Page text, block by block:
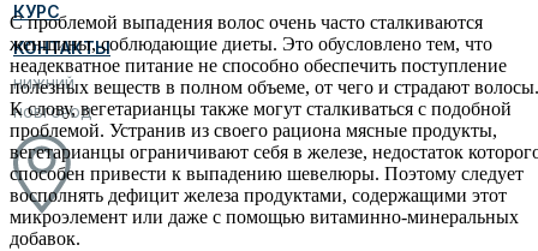
КУРС
КОНТАКТЫ
НИЖНИЙ
НОВГОРОД
С проблемой выпадения волос очень часто сталкиваются
женщины, соблюдающие диеты. Это обусловлено тем, что
неадекватное питание не способно обеспечить поступление
полезных веществ в полном объеме, от чего и страдают волосы.
К слову, вегетарианцы также могут сталкиваться с подобной
проблемой. Устранив из своего рациона мясные продукты,
вегетарианцы ограничивают себя в железе, недостаток
способен привести к выпадению шевелюры. Поэтому следует
восполнять дефицит железа продуктами, содержащими этот
микроэлемент или даже с помощью витаминно-минеральных
добавок.